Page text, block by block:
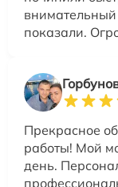
показали.
Прекрасное
работы! Мой
день.